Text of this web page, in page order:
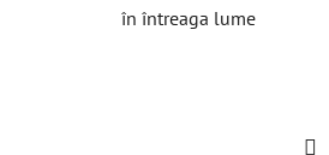
în întreaga lume